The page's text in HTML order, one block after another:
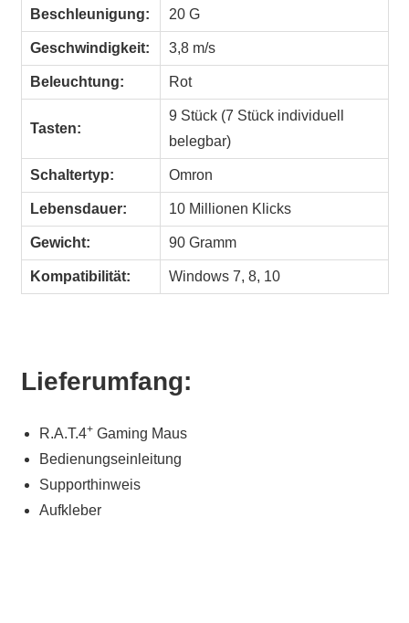
Beschleunigung: 20 G
Geschwindigkeit: 3,8 m/s
Beleuchtung: Rot
Tasten:
9 Stück (7 Stück individuell
belegbar)
Schaltertyp: Omron
Lebensdauer: 10 Millionen Klicks
Gewicht: 90 Gramm
Kompatibilität: Windows 7, 8, 10
Lieferumfang:
R.A.T.4+Gaming Maus
Bedienungseinleitung
Supporthinweis
Aufkleber